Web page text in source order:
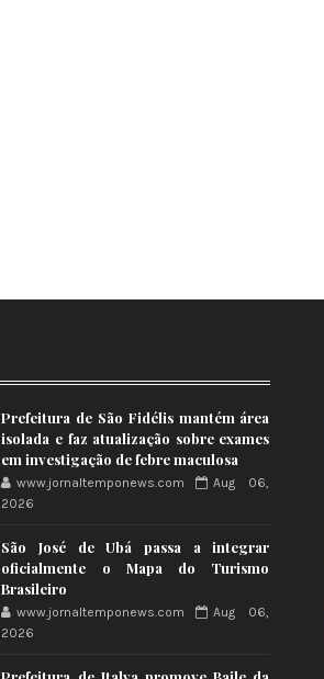
Prefeitura de São Fidélis mantém área
isolada e faz atualização sobre exames
em investigação de febre maculosa
www.jornaltemponews.com
Aug 06,
2026
São José de Ubá passa a integrar
oficialmente o Mapa do Turismo
Brasileiro
www.jornaltemponews.com
Aug 06,
2026